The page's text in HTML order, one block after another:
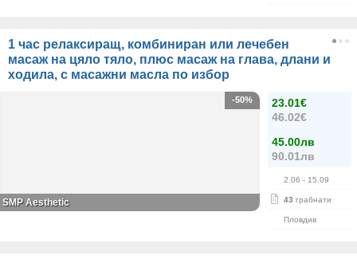
1 час релаксиращ, комбиниран или лечебен
масаж на цяло тяло, плюс масаж на глава, длани и
ходила, с масажни масла по избор
23.01€
46.02€
45.00лв
90.01лв
2.06 - 15.09
43 грабнати
Пловдив
-50%
SMP Aesthetic